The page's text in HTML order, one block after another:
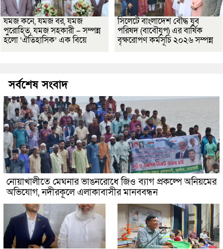
যমজ কনে, যমজ বর, যমজ
পুরোহিত, যমজ সহকারী – সম্পন্ন
হলো ‘ঐতিহাসিক’ এক বিয়ে
সিলেটে বাংলাদেশ বৌদ্ধ যুব
পরিষদ (বাবৌযুপ) এর বার্ষিক
বৃক্ষরোপণ কর্মসূচি ২০২৬ সম্পন্ন
সর্বশেষ সংবাদ
নোয়াখালীতে মেঘনার ভাঙনরোধে জিও ব্যাগ প্রকল্পে অনিয়মের
অভিযোগ, নদীরকূলে এলাকাবাসীর মানববন্ধন